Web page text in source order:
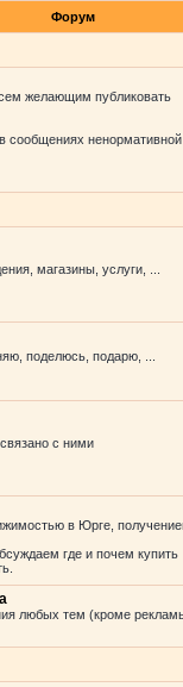
Форум
желающим публиковать
сообщениях ненормативной
магазины, услуги, ...
поделюсь, подарю, ...
с ними
в Юрге,
где и почем купить
любых тем (кроме